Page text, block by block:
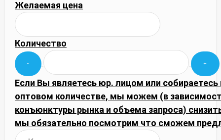
Желаемая цена
Количество
Если Вы являетесь юр. лицом или собираетесь
оптовом количестве, мы можем (в
конъюнктуры рынка и объема запроса)
мы обязательно посмотрим что сможем